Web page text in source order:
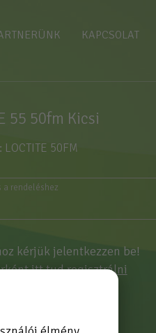
KAPCSOLAT
55 50fm Kicsi
50FM
kérjük jelentkezzen be!
itt tud regisztrálni